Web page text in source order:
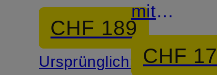
CHF 189
Ursprünglich:
mit
CHF